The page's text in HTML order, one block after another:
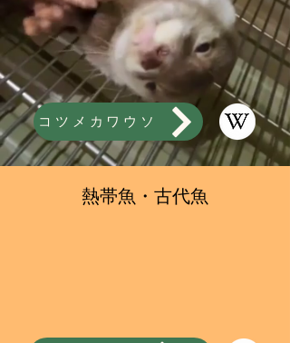
コツメカワウソ
熱帯魚・古代魚